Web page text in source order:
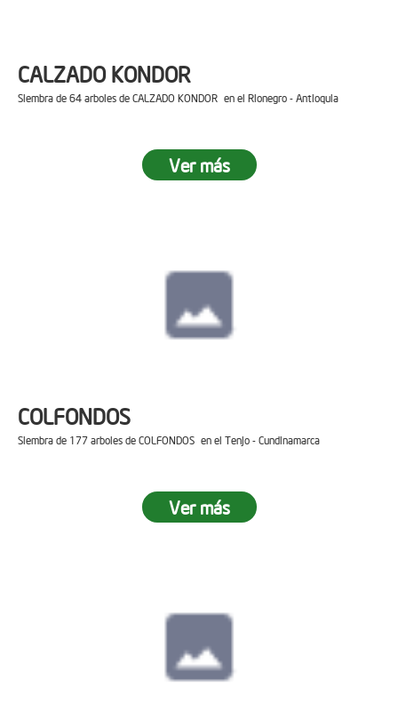
CALZADO KONDOR
Siembra de 64 arboles de CALZADO KONDOR en el Rionegro - Antioquia
Ver más
COLFONDOS
Siembra de 177 arboles de COLFONDOS en el Tenjo - Cundinamarca
Ver más